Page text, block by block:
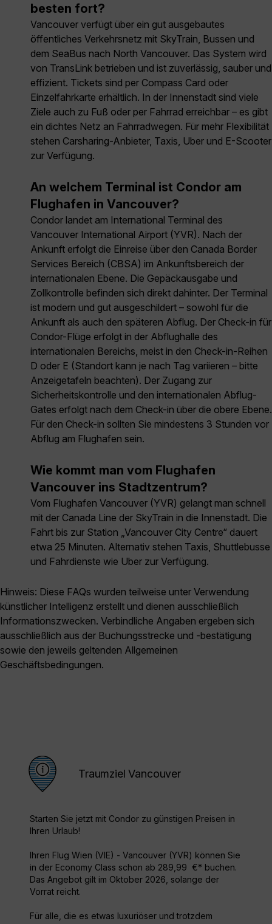
besten fort?
Vancouver verfügt über ein gut ausgebautes
öffentliches Verkehrsnetz mit SkyTrain, Bussen und
dem SeaBus nach North Vancouver. Das System wird
von TransLink betrieben und ist zuverlässig, sauber und
effizient. Tickets sind per Compass Card oder
Einzelfahrkarte erhältlich. In der Innenstadt sind viele
Ziele auch zu Fuß oder per Fahrrad erreichbar – es gibt
ein dichtes Netz an Fahrradwegen. Für mehr Flexibilität
stehen Carsharing-Anbieter, Taxis, Uber und E-Scooter
zur Verfügung.
An welchem Terminal ist Condor am
Flughafen in Vancouver?
Condor landet am International Terminal des
Vancouver International Airport (YVR). Nach der
Ankunft erfolgt die Einreise über den Canada Border
Services Bereich (CBSA) im Ankunftsbereich der
internationalen Ebene. Die Gepäckausgabe und
Zollkontrolle befinden sich direkt dahinter. Der Terminal
ist modern und gut ausgeschildert – sowohl für die
Ankunft als auch den späteren Abflug. Der Check-in für
Condor-Flüge erfolgt in der Abflughalle des
internationalen Bereichs, meist in den Check-in-Reihen
D oder E (Standort kann je nach Tag variieren – bitte
Anzeigetafeln beachten). Der Zugang zur
Sicherheitskontrolle und den internationalen Abflug-
Gates erfolgt nach dem Check-in über die obere Ebene.
Für den Check-in sollten Sie mindestens 3 Stunden vor
Abflug am Flughafen sein.
Wie kommt man vom Flughafen
Vancouver ins Stadtzentrum?
Vom Flughafen Vancouver (YVR) gelangt man schnell
mit der Canada Line der SkyTrain in die Innenstadt. Die
Fahrt bis zur Station „Vancouver City Centre“ dauert
etwa 25 Minuten. Alternativ stehen Taxis, Shuttlebusse
und Fahrdienste wie Uber zur Verfügung.
Hinweis: Diese FAQs wurden teilweise unter Verwendung
künstlicher Intelligenz erstellt und dienen ausschließlich
Informationszwecken. Verbindliche Angaben ergeben sich
ausschließlich aus der Buchungsstrecke und -bestätigung
sowie den jeweils geltenden Allgemeinen
Geschäftsbedingungen.
Traumziel Vancouver
Starten Sie jetzt mit Condor zu günstigen Preisen in
Ihren Urlaub!
Ihren Flug Wien (VIE) - Vancouver (YVR) können Sie
in der Economy Class schon ab 289,99 €* buchen.
Das Angebot gilt im Oktober 2026, solange der
Vorrat reicht.
Für alle, die es etwas luxuriöser und trotzdem